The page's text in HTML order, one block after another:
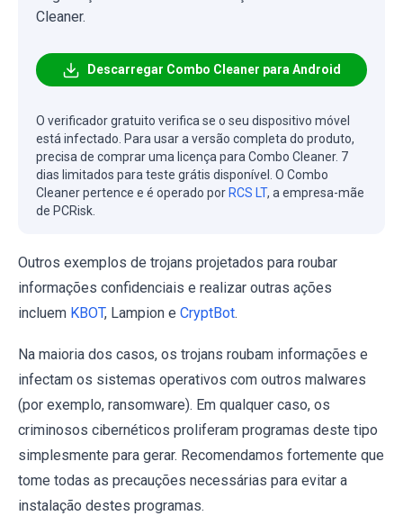
Cleaner.
Descarregar Combo Cleaner para Android
O verificador gratuito verifica se o seu dispositivo móvel
está infectado. Para usar a versão completa do produto,
precisa de comprar uma licença para Combo Cleaner. 7
dias limitados para teste grátis disponível. O Combo
Cleaner pertence e é operado por RCS LT, a empresa-mãe
de PCRisk.
Outros exemplos de trojans projetados para roubar
informações confidenciais e realizar outras ações
incluem KBOT, Lampion e CryptBot.
Na maioria dos casos, os trojans roubam informações e
infectam os sistemas operativos com outros malwares
(por exemplo, ransomware). Em qualquer caso, os
criminosos cibernéticos proliferam programas deste tipo
simplesmente para gerar. Recomendamos fortemente que
tome todas as precauções necessárias para evitar a
instalação destes programas.